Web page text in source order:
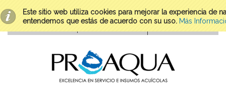
Este sitio web utiliza cookies para mejorar la experiencia de
entendemos que estás de acuerdo con su uso. Más